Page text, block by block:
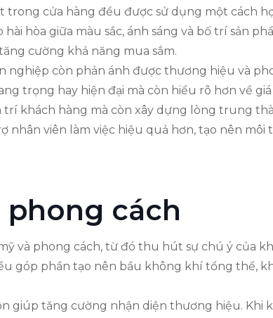
cửa hàng đều được sử dụng một cách
hòa giữa màu sắc, ánh sáng và bố trí sản
cường khả năng mua sắm.
nghiệp còn phản ánh được thương hiệu và
trọng hay hiện đại mà còn hiểu rõ hơn về
khách hàng mà còn xây dựng lòng trung
nhân viên làm việc hiệu quả hơn, tạo nên
cách
và phong cách, từ đó thu hút sự chú ý của
góp phần tạo nên bầu không khí tổng thể,
giúp tăng cường nhận diện thương hiệu. Khi